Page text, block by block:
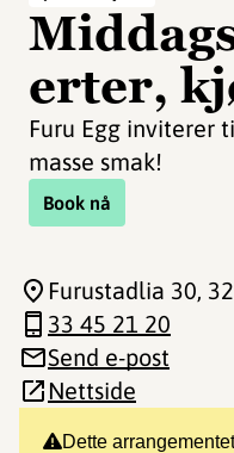
erter,
Furu Egg inviterer
masse smak!
Book nå
Dette
Furustadlia 30,
33 45 21 20
Send e-post
Nettside